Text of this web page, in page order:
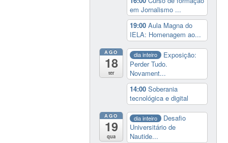
em Jornalismo ...
19:00Aula Magna do
IELA: Homenagem ao...
AGO
18
ter
dia inteiro
Exposição:
Perder Tudo.
Novament...
14:00Soberania
tecnológica e digital
AGO
19
qua
dia inteiro
Desafio
Universitário de
Nautide...